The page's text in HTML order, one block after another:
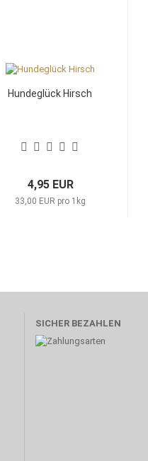
Hundeglück Hirsch
4,95 EUR
33,00 EUR pro 1kg
SICHER BEZAHLEN